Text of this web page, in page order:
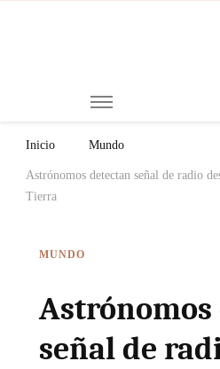
Inicio Mundo
Astrónomos detectan señal de radio
Tierra
MUNDO
Astrónomos
señal de